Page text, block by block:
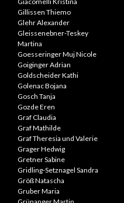
Gillissen Thiemo
Glehr Alexander
Gleissenebner-Teskey
Martina
Goesseringer Muj Nicole
Goiginger Adrian
Goldscheider Kathi
Golenac Bojana
Gosch Tanja
Gozde Eren
Graf Claudia
Graf Mathilde
Graf Theresia und Valerie
Grager Hedwig
Gretner Sabine
Gridling-Setznagel Sandra
Größ Natascha
Gruber Maria